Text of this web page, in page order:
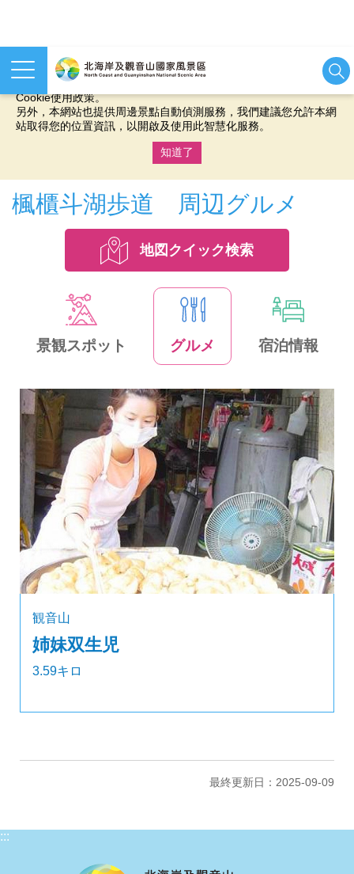
本網站使用cookies等相關技術以持續優化網站服務，並有助於為
您提供更佳的體驗，當您繼續使用本網站即表示您同意我們的
Cookie使用政策。
另外，本網站也提供周邊景點自動偵測服務，我們建議您允許本網
站取得您的位置資訊，以開啟及使用此智慧化服務。
知道了
楓櫃斗湖歩道 周辺グルメ
地図クイック検索
景観スポット グルメ 宿泊情報
観音山
姉妹双生児
3.59キロ
最終更新日：2025-09-09
:::